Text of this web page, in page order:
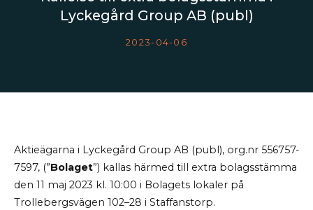
Lyckegård Group AB (publ)
2023-04-06
Aktieägarna i Lyckegård Group AB (publ), org.nr 556757-
7597, (”Bolaget”) kallas härmed till extra bolagsstämma
den 11 maj 2023 kl. 10:00 i Bolagets lokaler på
Trollebergsvägen 102–28 i Staffanstorp.